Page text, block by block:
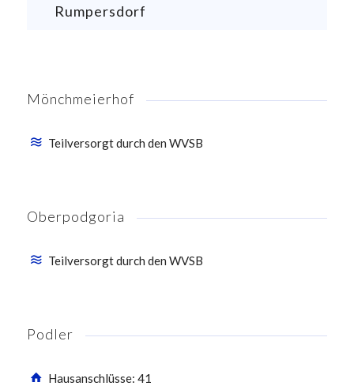
Rumpersdorf
Mönchmeierhof
Teilversorgt durch den WVSB
Oberpodgoria
Teilversorgt durch den WVSB
Podler
Hausanschlüsse: 41